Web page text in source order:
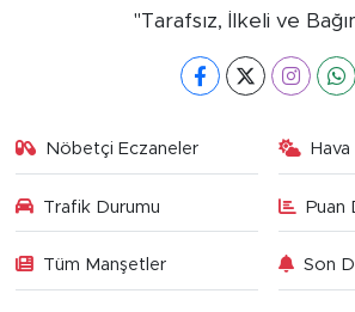
"Tarafsız, İlkeli ve
Nöbetçi Eczaneler
Trafik Durumu Puan
Tüm Manşetler Son